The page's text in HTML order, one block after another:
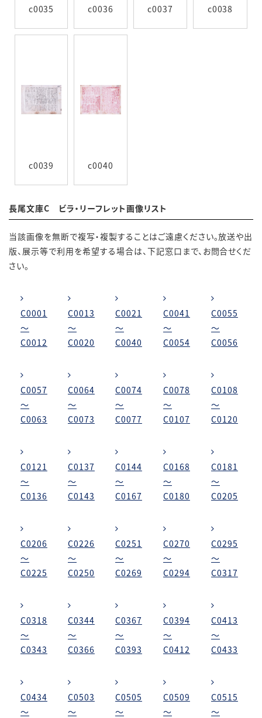
c0035 c0036 c0037 c0038
c0039 c0040
長尾文庫C ビラ・リーフレット画像リスト
当該画像を無断で複写・複製することはご遠慮ください。放送や出
版、展示等で利用を希望する場合は、下記窓口まで、お問合せくだ
さい。
C0001
～
C0012
C0013
～
C0020
C0021
～
C0040
C0041
～
C0054
C0055
～
C0056
C0057
～
C0063
C0064
～
C0073
C0074
～
C0077
C0078
～
C0107
C0108
～
C0120
C0121
～
C0136
C0137
～
C0143
C0144
～
C0167
C0168
～
C0180
C0181
～
C0205
C0206
～
C0225
C0226
～
C0250
C0251
～
C0269
C0270
～
C0294
C0295
～
C0317
C0318
～
C0343
C0344
～
C0366
C0367
～
C0393
C0394
～
C0412
C0413
～
C0433
C0434
～
C0503
～
C0505
～
C0509
～
C0515
～